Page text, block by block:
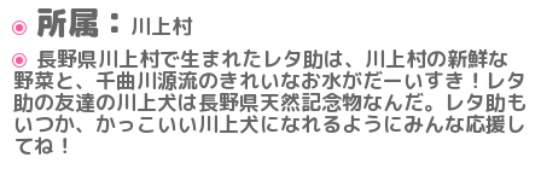
所属： 川上村
長野県川上村で生まれたレタ助は、川上村の新鮮な
野菜と、千曲川源流のきれいなお水がだーいすき！レタ
助の友達の川上犬は長野県天然記念物なんだ。レタ助も
いつか、かっこいい川上犬になれるようにみんな応援し
てね！